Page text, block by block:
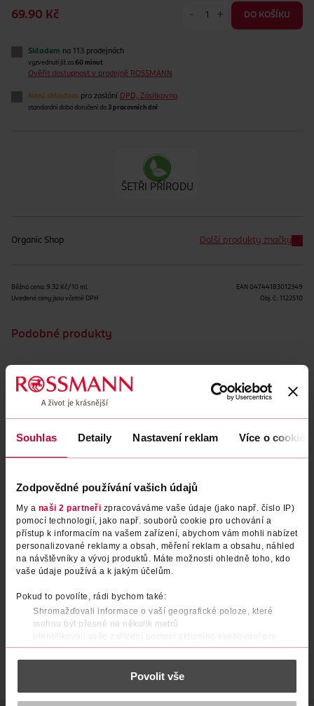
Souhlas Detaily Nastavení reklam Více o cookies
Zodpovědné používání vašich údajů
My a naši 2 partneři zpracováváme vaše údaje (jako např. číslo IP)
pomocí technologií, jako např. souborů cookie pro uchování a
přístup k informacím na vašem zařízení, abychom vám mohli nabízet
personalizované reklamy a obsah, měření reklam a obsahu, náhled
na návštěvníky a vývoj produktů. Máte možnosti ohledně toho, kdo
vaše údaje používá a k jakým účelům.
Pokud to povolíte, rádi bychom také:
Shromažďovali informace o vaší geografické poloze, které
mohou být přesné na několik metrů
Identifikovali vaše zařízení pomocí aktivního skenování pro
konkrétní charakteristiky (otisk prstu)
Zjistěte více o tom, jak zpracováváme vaše osobní údaje, a nastavte
části s podrobnostmi . Svůj souhlas můžete kdykoliv
Povolit vše
69.90 Kč - + DO KOŠÍKU
Skladem na 113 prodejnách
vyzvednutí již za 60 minut
Ověřit dostupnost v prodejně ROSSMANN
Není skladem pro zaslání DPD, Zásilkovna
standardní doba doručení do 3 pracovních dní
ŠETŘI PŘÍRODU
Organic Shop Další produkty značky
Běžná cena: 9.32 Kč/10 ml
Uvedené ceny jsou včetně DPH
EAN 04744183012349
Obj. č.: 1122510
Podobné produkty
Krém na ruce Tropické mango
Organic Shop
DO KOŠÍKU
Obj. č.: 1341577
Krémové máslo na ruce a
nehty Ylang-ylang
Organic Shop
DO KOŠÍKU